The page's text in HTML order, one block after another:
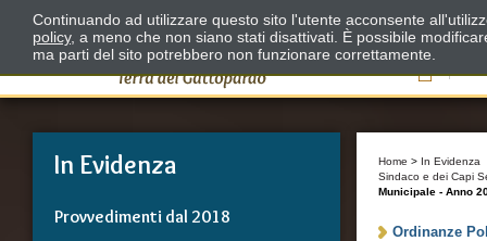
Il
In Evidenza
Provvedimenti dal 2018
Home > In Evidenza
Sindaco e dei Capi
Municipale - Anno
Ordinanze
Continuando ad utilizzare questo sito l'utente acconsente
policy, a meno che non siano stati disattivati. È possibile
ma parti del sito potrebbero non funzionare correttamente.